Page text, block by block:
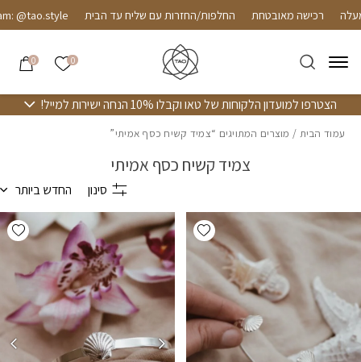
Skip to Contentרכישה מאובטחת החלפות/החזרות עם שליח עד הבית @tao.style
0 הרשימה
0
הצטרפו למועדון הלקוחות של טאו וקבלו 10% הנחה ישירות למייל!
עמוד הבית / מוצרים המתויגים “צמיד קשיח כסף אמיתי”
צמיד קשיח כסף אמיתי
סינון החדש ביותר
Add wishlist
בחזרה למעלה